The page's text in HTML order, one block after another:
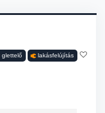
glettelő lakásfelújítás